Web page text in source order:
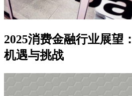
2025消费金融行业展望
机遇与挑战